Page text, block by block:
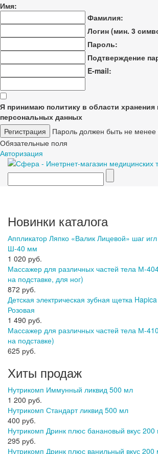
Имя:
Фамилия:
Логин (мин. 3
Пароль:
Подтверждение
E-mail:
Я принимаю политику в области хранения
персональных данных
Пароль должен быть не
Обязательные поля
Авторизация
Новинки каталога
Аппликатор Ляпко «Валик Лицевой» шаг
Ш-40 мм
1 020 руб.
Массажер для различных частей тела М-
на подставке, для ног)
872 руб.
Детская электрическая зубная щетка
Розовая
1 490 руб.
Массажер для различных частей тела М-
на подставке)
625 руб.
Хиты продаж
Нутрикомп Иммунный ликвид 500 мл
1 200 руб.
Нутрикомп Стандарт ликвид 500 мл
400 руб.
Нутрикомп Дринк плюс банановый вкус 200
295 руб.
Нутрикомп Дринк плюс ванильный вкус 200